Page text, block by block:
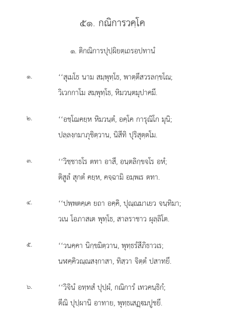
๕๑. กณิการวคฺโค
๑. ติกณิการปุปฺผิยตฺเถรอปทานํ
๑. ‘‘สุเมโธ นาม สมฺพุทฺโธ, พาตฺตึสวรลกฺขโณ;
วิเวกกาโม สมฺพุทฺโธ, หิมวนฺตมุปาคมึ.
๒.
‘‘อชฺโฌคยฺห หิมวนฺตํ, อคฺโค การุณิโก มุนิ;
ปลฺลงฺกมาภุชิตฺวาน, นิสีทิ ปุริสุตฺตโม.
๓.
‘‘วิชฺชาธโร ตทา อาสึ, อนฺตลิกฺขจโร อหํ;
ติสูลํ สุกตํ คยฺห, คจฺฉามิ อมฺพเร ตทา.
๔.
‘‘ปพฺพตคฺเค ยถา อคฺคิ, ปุณฺณมาเยว จนฺทิมา;
วเน โอภาสเต พุทฺโธ, สาลราชาว ผุลฺลิโต.
๕. ‘‘วนคฺคา นิกฺขมิตฺวาน, พุทฺธรํสีภิธาวเร;
นฬคฺคิวณฺณสงฺกาสา, ทิสฺวา จิตฺตํ ปสาทยึ.
๖.
‘‘วิจินํ อทฺทสํ ปุปฺผํ, กณิการํ เทวคนฺธิกํ;
ตีณิ ปุปฺผานิ อาทาย, พุทฺธเสฏฺมปูชยึ.